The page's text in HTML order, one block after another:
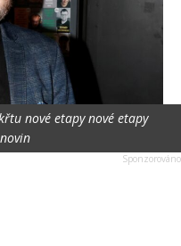
nové etapy nové etapy